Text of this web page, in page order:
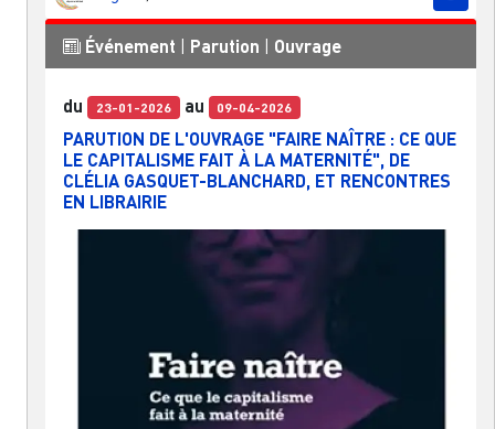
Événement Parution Ouvrage
du 23-01-2026 au 09-04-2026
PARUTION DE L'OUVRAGE "FAIRE NAÎTRE : CE QUE
LE CAPITALISME FAIT À LA MATERNITÉ", DE
CLÉLIA GASQUET-BLANCHARD, ET RENCONTRES
EN LIBRAIRIE